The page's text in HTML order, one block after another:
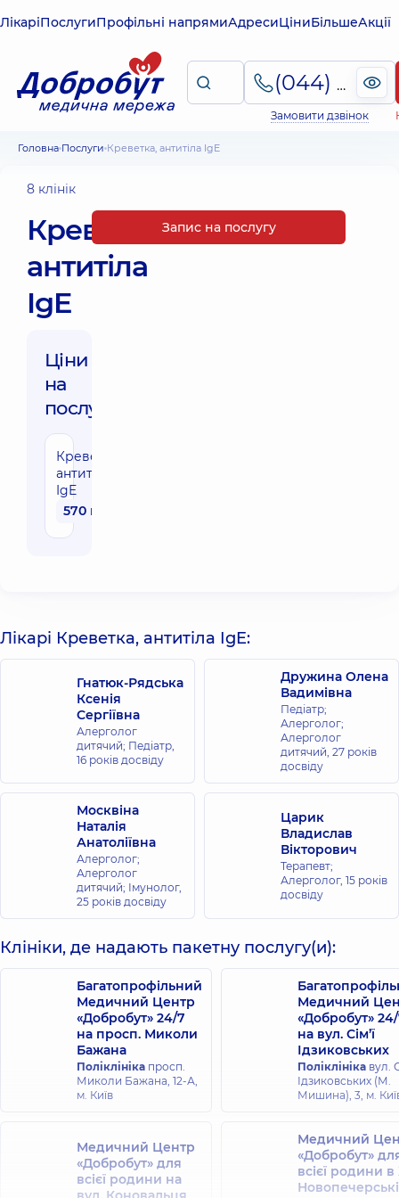
ЛікаріПослугиПрофільні напрямиАдресиЦіниБільшеАкції
(044) 495-2-888
Замовити дзвінок
Головна Послуги Креветка, антитіла IgE
8 клінік
Креветка,
антитіла
IgE
Ціни
на
послуги:
Креветка,
антитіла
IgE
570 грн
Запис на послугу
Лікарі Креветка, антитіла IgE:
Гнатюк-Рядська
Ксенія
Сергіївна
Алерголог
дитячий; Педіатр,
16 років досвіду
Дружина Олена
Вадимівна
Педіатр;
Алерголог;
Алерголог
дитячий, 27 років
досвіду
Москвіна
Наталія
Анатоліївна
Алерголог;
Алерголог
дитячий; Імунолог,
25 років досвіду
Царик
Владислав
Вікторович
Терапевт;
Алерголог, 15 років
досвіду
Клініки, де надають пакетну послугу(и):
Багатопрофільний
Медичний Центр
«Добробут» 24/7
на просп. Миколи
Бажана
Поліклініка просп.
Миколи Бажана, 12-А,
м. Київ
Медичний
«Добробут»
на вул. Сім’ї
Ідзиковських
Поліклініка вул.
Ідзиковських (М.
Мишина), 3, м.
Медичний Центр
«Добробут» для
всієї родини на
Медичний
«Добробут»
всієї родини
Новопечерські